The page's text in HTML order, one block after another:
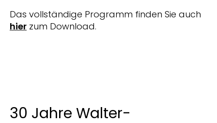
Das vollständige Programm finden Sie auch
hier zum Download.
30 Jahre Walter-